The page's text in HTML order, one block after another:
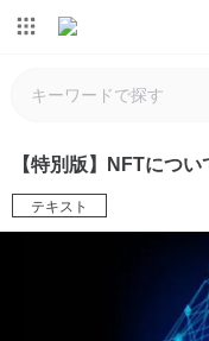
【特別版】NFTにつ
テキスト